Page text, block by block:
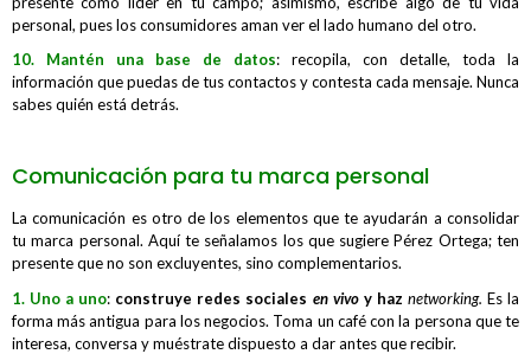
personal, pues los consumidores aman ver el lado humano del otro.
10. Mantén una base de datos: recopila, con detalle, toda la
información que puedas de tus contactos y contesta cada mensaje. Nunca
sabes quién está detrás.
Comunicación para tu marca personal
La comunicación es otro de los elementos que te ayudarán a consolidar
tu marca personal. Aquí te señalamos los que sugiere Pérez Ortega; ten
presente que no son excluyentes, sino complementarios.
1. Uno a uno: construye redes sociales en vivoy haz networking. Es la
forma más antigua para los negocios. Toma un café con la persona que te
interesa, conversa y muéstrate dispuesto a dar antes que recibir.